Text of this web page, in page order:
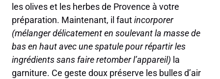
les olives et les herbes de Provence à votre
préparation. Maintenant, il fautincorporer
(mélanger délicatement en soulevant la masse de
bas en haut avec une spatule pour répartir les
ingrédients sans faire retomber l’appareil) la
garniture. Ce geste doux préserve les bulles d’air